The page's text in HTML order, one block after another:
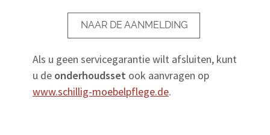
NAAR DE AANMELDING
Als u geen servicegarantie wilt afsluiten, kunt
u de onderhoudsset ook aanvragen op
www.schillig-moebelpflege.de.